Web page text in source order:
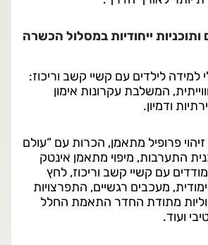
ייחודיות במסלול הכשרה
לילדים עם קשיי קשב וריכוז:
המשלבת עקרונות אימון
ודמיון.
פרופיל מתאמן, הכרות עם “עולם
התערבות, מיפוי מתאמן אינטק
עם קשיי קשב וריכוז, לחץ
מעכבים רגשיים, התפרצויות
מתודת החדר התאמת החלל
ועוד.